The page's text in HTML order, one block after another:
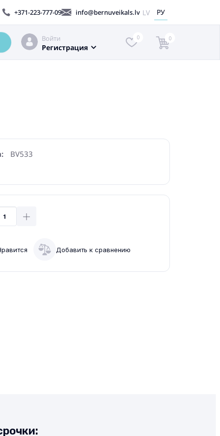
+371-223-777-09 info@bernuveikals.lv LV РУ
Войти
Регистрация
0 0
BV533
Добавить к сравнению